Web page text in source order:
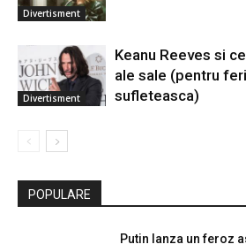
Divertisment
Divertisment
Keanu Reeves si
ale sale (pentru
sufleteasca)
POPULARE
Putin lanza un feroz